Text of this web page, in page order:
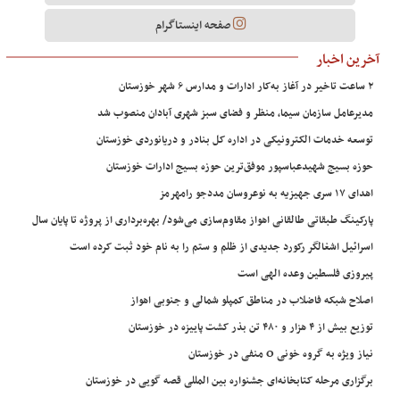
صفحه اینستاگرام
آخرین اخبار
۲ ساعت تاخیر در آغاز به‌کار ادارات و مدارس ۶ شهر خوزستان
مدیرعامل سازمان سیما، منظر و فضای سبز شهری آبادان منصوب شد
توسعه خدمات الکترونیکی در اداره کل بنادر و دریانوردی خوزستان
حوزه بسیج شهیدعباسپور موفق‌ترین حوزه بسیج ادارات خوزستان
اهدای ۱۷ سری جهیزیه به نوعروسان مددجو رامهرمز
پارکینگ طبقاتی طالقانی اهواز مقاوم‌سازی می‌شود/ بهره‌برداری از پروژه تا پایان سال
اسرائیل اشغالگر رکورد جدیدی از ظلم و ستم را به نام خود ثبت کرده است
پیروزی فلسطین وعده الهی است
اصلاح شبکه فاضلاب در مناطق کمپلو شمالی و جنوبی اهواز
توزیع بیش از ۴ هزار و ۴۸۰ تن بذر کشت پاییزه در خوزستان
نیاز ویژه به گروه خونی O منفی در خوزستان
برگزاری مرحله کتابخانه‌ای جشنواره بین المللی قصه گویی در خوزستان